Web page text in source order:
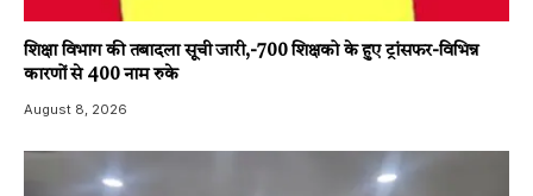
शिक्षा विभाग की तबादला सूची जारी,-700 शिक्षको के हुए ट्रांसफर-विभिन्न
कारणों से 400 नाम रुके
August 8, 2026